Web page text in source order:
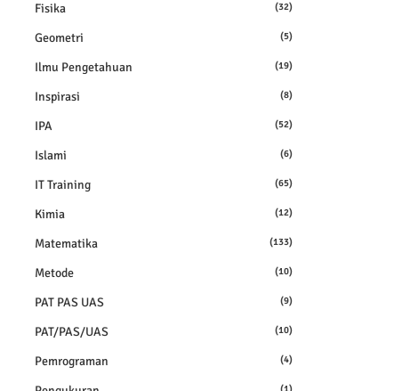
Fisika (32)
Geometri (5)
Ilmu Pengetahuan (19)
Inspirasi (8)
IPA (52)
Islami (6)
IT Training (65)
Kimia (12)
Matematika (133)
Metode (10)
PAT PAS UAS (9)
PAT/PAS/UAS (10)
Pemrograman (4)